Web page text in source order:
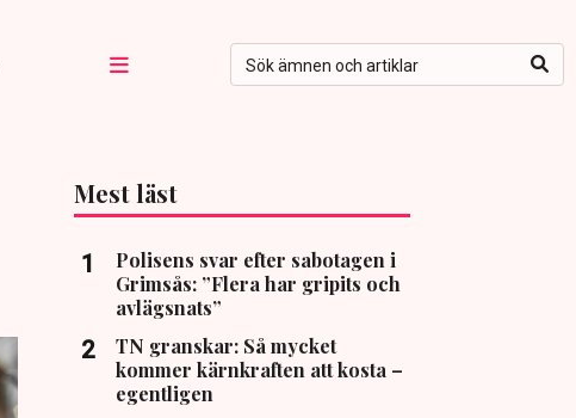
Mest läst
Polisens svar efter sabotagen i
Grimsås: ”Flera har gripits och
avlägsnats”
TN granskar: Så mycket
kommer kärnkraften att kosta –
egentligen